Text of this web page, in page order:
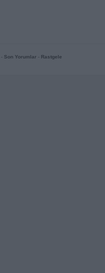
- Son Yorumlar - Rastgele